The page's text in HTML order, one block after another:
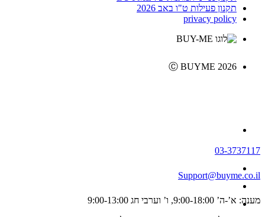
תקנון פעילות ט"ו באב 2026
privacy policy
Ⓒ BUYME 2026
03-3737117
Support@buyme.co.il
מענה: א’-ה’ 9:00-18:00, ו’ וערבי חג 9:00-13:00